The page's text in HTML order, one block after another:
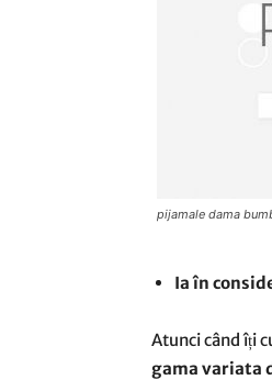
pijamale dama
Ia în
Atunci când îți
gama variata